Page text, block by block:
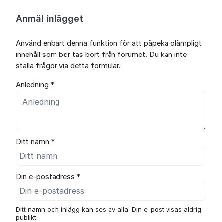
Anmäl inlägget
Använd enbart denna funktion för att påpeka olämpligt
innehåll som bör tas bort från forumet. Du kan inte
ställa frågor via detta formulär.
Anledning *
Ditt namn *
Din e-postadress *
Ditt namn och inlägg kan ses av alla. Din e-post visas aldrig
publikt.